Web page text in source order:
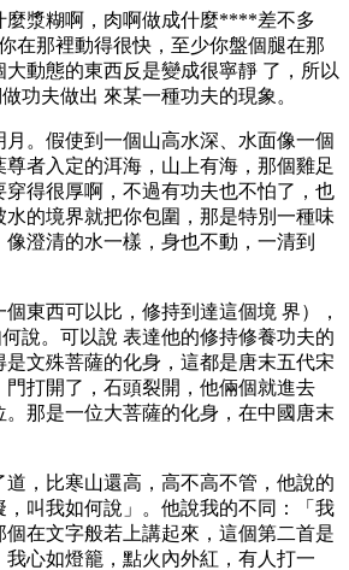
麼漿糊啊，肉啊做成什麼****差不多
在那裡動得很快，至少你盤個腿在那
動態的東西反是變成很寧靜 了，所以
功夫做出 來某一種功夫的現象。
。假使到一個山高水深、水面像一個
者入定的洱海，山上有海，那個雞足
得很厚啊，不過有功夫也不怕了，也
的境界就把你包圍，那是特別一種味
澄清的水一樣，身也不動，一清到
東西可以比，修持到達這個境 界），
說。可以說 表達他的修持修養功夫的
文殊菩薩的化身，這都是唐末五代宋
打開了，石頭裂開，他倆個就進去
那是一位大菩薩的化身，在中國唐末
，比寒山還高，高不高不管，他說的
叫我如何說」。他說我的不同：「我
在文字般若上講起來，這個第二首是
心如燈籠，點火內外紅，有人打一